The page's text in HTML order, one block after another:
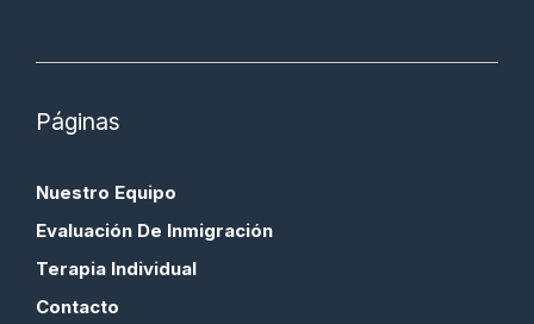
Páginas
Nuestro Equipo
Evaluación De Inmigración
Terapia Individual
Contacto